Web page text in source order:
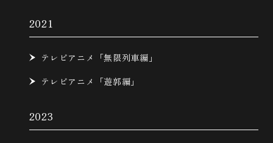
2021
テレビアニメ「無限列車編」
テレビアニメ「遊郭編」
2023